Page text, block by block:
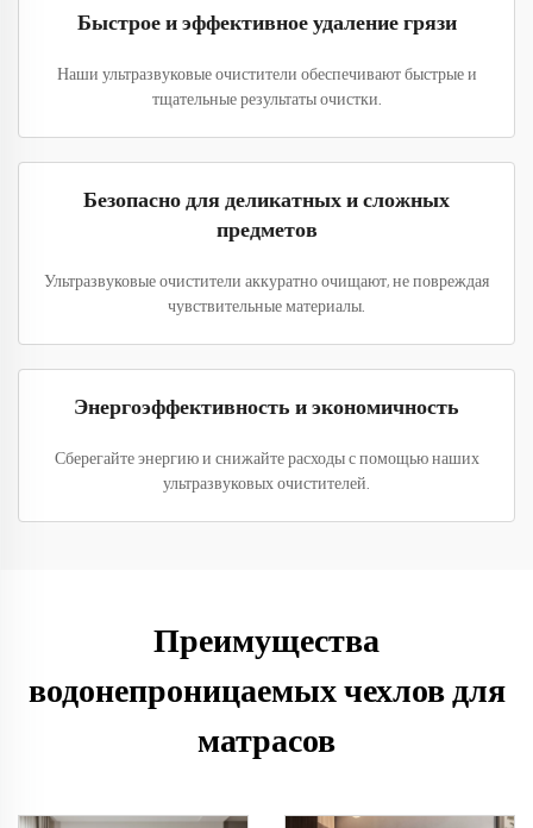
Быстрое и эффективное удаление грязи
Наши ультразвуковые очистители обеспечивают быстрые и
тщательные результаты очистки.
Безопасно для деликатных и сложных
предметов
Ультразвуковые очистители аккуратно очищают, не повреждая
чувствительные материалы.
Энергоэффективность и экономичность
Сберегайте энергию и снижайте расходы с помощью наших
ультразвуковых очистителей.
Преимущества
водонепроницаемых чехлов для
матрасов